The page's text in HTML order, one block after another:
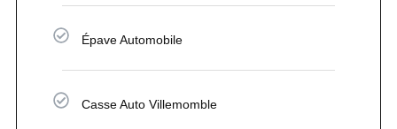
Épave Automobile
Casse Auto Villemomble